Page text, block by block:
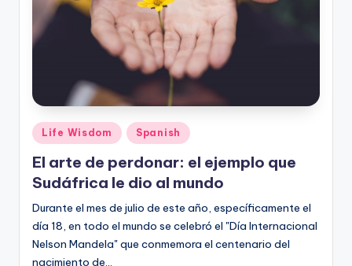
Posted
in
Life Wisdom Spanish
El arte de perdonar: el ejemplo que
Sudáfrica le dio al mundo
Durante el mes de julio de este año, específicamente el
día 18, en todo el mundo se celebró el "Día Internacional
Nelson Mandela" que conmemora el centenario del
nacimiento de…